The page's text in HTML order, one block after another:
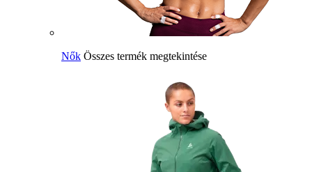
Nők Összes termék megtekintése